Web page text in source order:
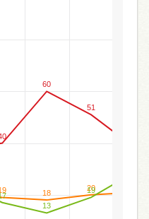
18
20
60
51
13
19